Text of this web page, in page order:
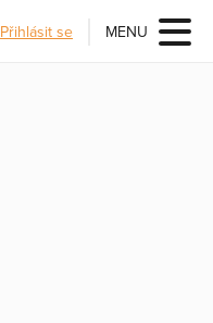
Přihlásit se MENU